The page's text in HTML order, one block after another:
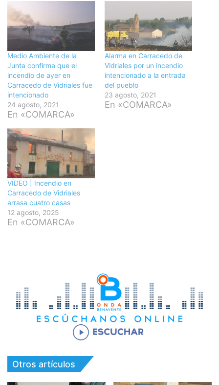
Medio Ambiente de la
Junta confirma que el
incendio de ayer en
Carracedo de Vidriales fue
intencionado
24 agosto, 2021
En «COMARCA»
Alarma en Carracedo de
Vidriales por un incendio
intencionado a la entrada
del pueblo
23 agosto, 2021
En «COMARCA»
VÍDEO | Incendio en
Carracedo de Vidriales
arrasa cuatro casas
12 agosto, 2025
En «COMARCA»
Otros artículos